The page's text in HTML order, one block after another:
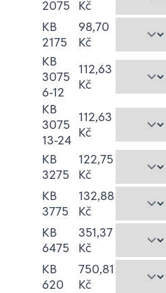
2075
Kč
KB
2175
98,70
Kč
KB
3075
6-12
112,63
Kč
KB
3075
13-24
112,63
Kč
KB
3275
122,75
Kč
KB
3775
132,88
Kč
KB
6475
351,37
Kč
KB
620
750,81
Kč